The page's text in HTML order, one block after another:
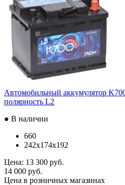
Автомобильный аккумулятор
полярность L2
● В наличии
660
242x174x192
Цена: 13 300 руб.
14 000 руб.
Цена в розничных магазинах